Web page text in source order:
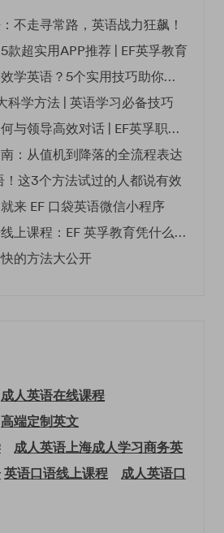
不走寻常路，英语战力狂飙！
款超实用APP推荐 | EF英孚教育
普通打工人如何高效学英语？5个实用技巧助你突破职场瓶颈
科学方法 | 英语学习必备技巧
职场沟通秘籍：如何与领导高效对话 | EF英孚职场指南
：从值机到降落的全流程表达
这3个方法试过的人都说有效
来 EF 口袋英语微信小程序
探寻成人英语口语线上课程：EF 英孚教育凭什么领航
的方法大公开
成人英语在线课程
高端定制英文
成人英语上海成人学习商务英
英语口语线上课程
成人英语口